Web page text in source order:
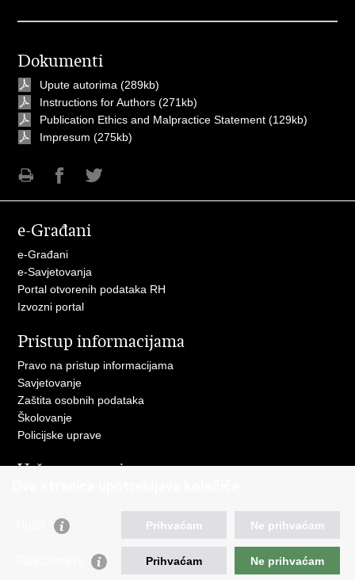
Dokumenti
Upute autorima (289kb)
Instructions for Authors (271kb)
Publication Ethics and Malpractice Statement (129kb)
Impresum (275kb)
FacebookuTwitteru
e-Građani
e-Građani
e-Savjetovanja
Portal otvorenih podataka RH
Izvozni portal
Pristup informacijama
Pravo na pristup informacijama
Savjetovanje
Zaštita osobnih podataka
Školovanje
Policijske uprave
Važne poveznice
Muzej policije
Centar za mentalno zdravlje
Prihvaćam Ne prihvaćam
Prihvaćam Ne prihvaćam